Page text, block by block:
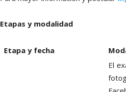
Etapas y modalidad
Etapa y fecha
El